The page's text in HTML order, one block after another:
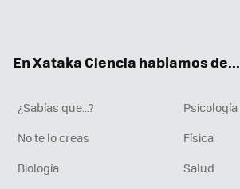
En Xataka Ciencia hablamos de...
¿Sabías que...?
Psicología
No te lo creas
Física
Biología
Salud